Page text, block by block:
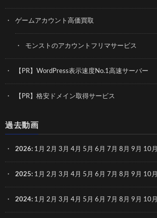
ゲームアカウント高価買取
モンストのアカウントフリマサービス
【PR】WordPress表示速度No.1高速サーバー
【PR】格安ドメイン取得サービス
過去動画
2026: 1月 2月 3月 4月 5月 6月 7月 8月 9月 10月
2025: 1月 2月 3月 4月 5月 6月 7月 8月 9月 10月
2024: 1月 2月 3月 4月 5月 6月 7月 8月 9月 10月